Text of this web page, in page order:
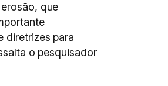
que
diretrizes para
o pesquisador